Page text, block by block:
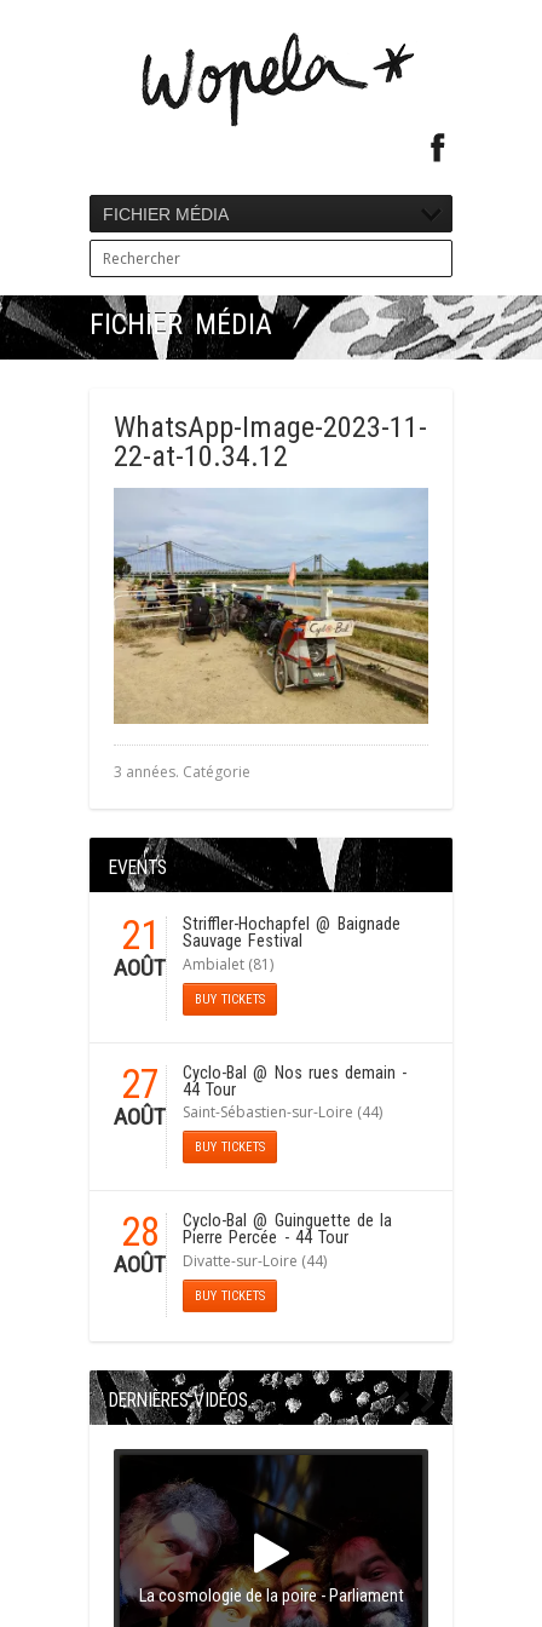
FICHIER MÉDIA
FICHIER MÉDIA
WhatsApp-Image-2023-11-
22-at-10.34.12
3 années. Catégorie
EVENTS
21
AOÛT
Striffler-Hochapfel @ Baignade
Sauvage Festival
Ambialet (81)
BUY TICKETS
27
AOÛT
Cyclo-Bal @ Nos rues demain -
44 Tour
Saint-Sébastien-sur-Loire (44)
BUY TICKETS
28
AOÛT
Cyclo-Bal @ Guinguette de la
Pierre Percée - 44 Tour
Divatte-sur-Loire (44)
BUY TICKETS
DERNIÈRES VIDÉOS
La cosmologie de la poire - Parliament